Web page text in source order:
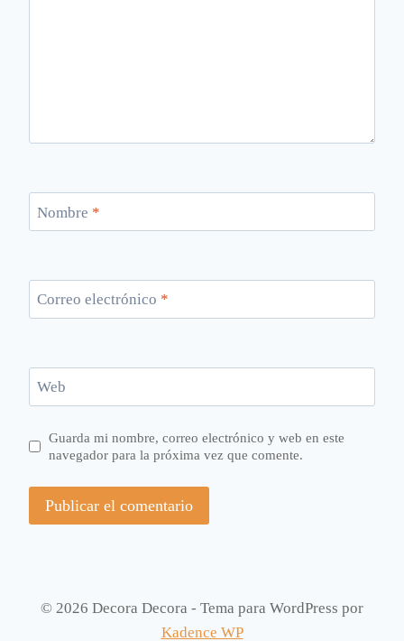
Nombre *
Correo electrónico *
Web
Guarda mi nombre, correo electrónico y web en este
navegador para la próxima vez que comente.
© 2026 Decora Decora - Tema para WordPress por
Kadence WP